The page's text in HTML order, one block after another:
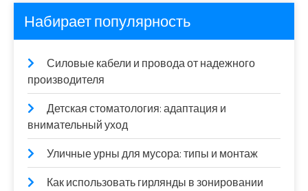
Набирает популярность
Силовые кабели и провода от надежного
производителя
Детская стоматология: адаптация и
внимательный уход
Уличные урны для мусора: типы и монтаж
Как использовать гирлянды в зонировании